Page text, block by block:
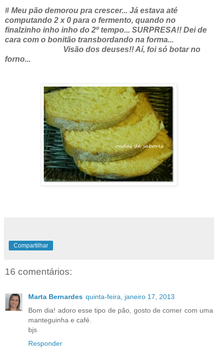
# Meu pão demorou pra crescer... Já estava até
computando 2 x 0 para o fermento, quando no
finalzinho inho inho do 2º tempo... SURPRESA!! Dei de
cara com o bonitão transbordando na forma...
Visão dos deuses!! Aí, foi só botar no
forno...
Compartilhar
16 comentários:
Marta Bernardes quinta-feira, janeiro 17, 2013
Bom dia! adoro esse tipo de pão, gosto de comer com uma
manteguinha e café.
bjs
Responder